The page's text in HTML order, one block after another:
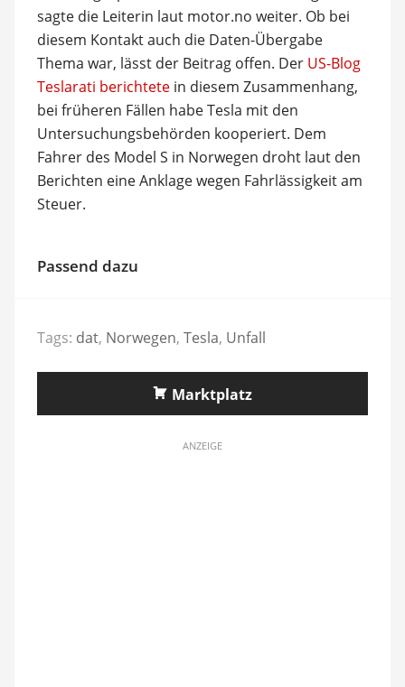
sagte die Leiterin laut motor.no weiter. Ob bei
diesem Kontakt auch die Daten-Übergabe
Thema war, lässt der Beitrag offen. Der US-Blog
Teslarati berichtetein diesem Zusammenhang,
bei früheren Fällen habe Tesla mit den
Untersuchungsbehörden kooperiert. Dem
Fahrer des Model S in Norwegen droht laut den
Berichten eine Anklage wegen Fahrlässigkeit am
Steuer.
Passend dazu
Tags: dat, Norwegen, Tesla, Unfall
Marktplatz
ANZEIGE